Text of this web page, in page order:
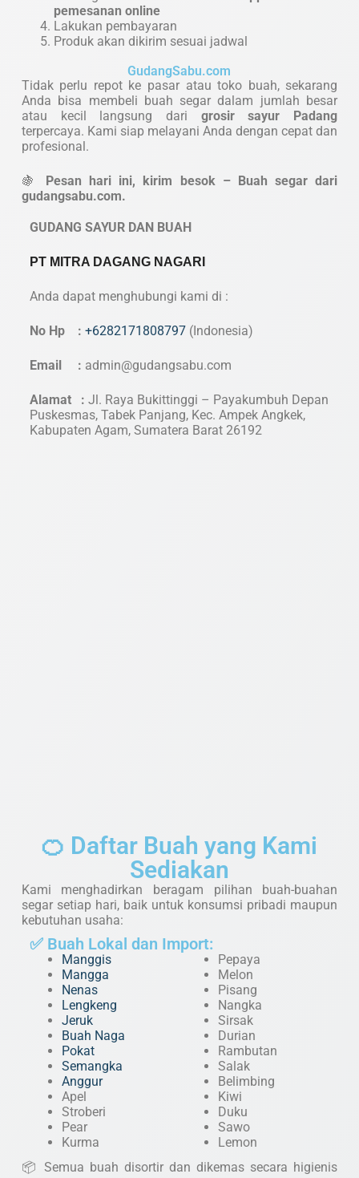
pemesanan online
Lakukan pembayaran
Produk akan dikirim sesuai jadwal
GudangSabu.com
Tidak perlu repot ke pasar atau toko buah, sekarang
Anda bisa membeli buah segar dalam jumlah besar
atau kecil langsung dari grosir sayur Padang
terpercaya. Kami siap melayani Anda dengan cepat dan
profesional.
🍇 Pesan hari ini, kirim besok – Buah segar dari
gudangsabu.com.
GUDANG SAYUR DAN BUAH
PT MITRA DAGANG NAGARI
Anda dapat menghubungi kami di :
No Hp : +6282171808797(Indonesia)
Email : admin@gudangsabu.com
Alamat : Jl. Raya Bukittinggi – Payakumbuh Depan
Puskesmas, Tabek Panjang, Kec. Ampek Angkek,
Kabupaten Agam, Sumatera Barat 26192
🍊 Daftar Buah yang Kami
Sediakan
Kami menghadirkan beragam pilihan buah-buahan
segar setiap hari, baik untuk konsumsi pribadi maupun
kebutuhan usaha:
✅ Buah Lokal dan Import:
Manggis
Mangga
Nenas
Lengkeng
Jeruk
Buah Naga
Pokat
Semangka
Anggur
Apel
Stroberi
Pear
Kurma
Pepaya
Melon
Pisang
Nangka
Sirsak
Durian
Rambutan
Salak
Belimbing
Kiwi
Duku
Sawo
Lemon
📦 Semua buah disortir dan dikemas secara higienis